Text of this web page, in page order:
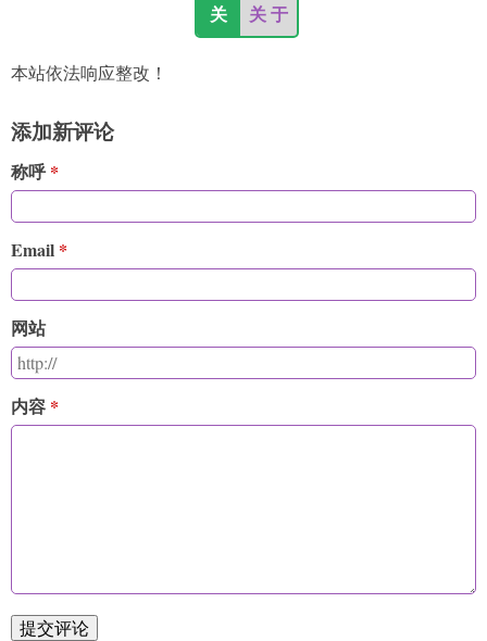
关 关 于
本站依法响应整改！
添加新评论
称呼
Email
网站
内容
提交评论